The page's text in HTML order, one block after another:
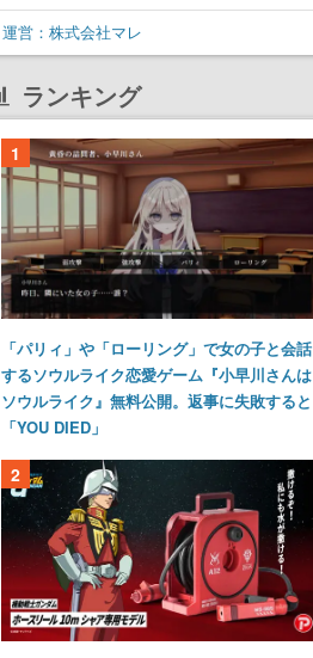
運営：株式会社マレ
ランキング
1
「パリィ」や「ローリング」で女の子と会話
するソウルライク恋愛ゲーム『小早川さんは
ソウルライク』無料公開。返事に失敗すると
「YOU DIED」
2